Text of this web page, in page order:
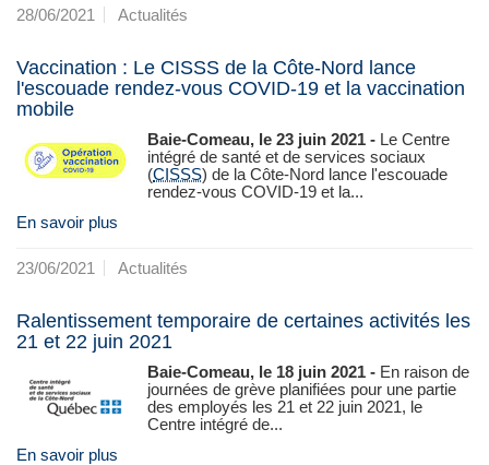
28/06/2021 Actualités
Vaccination : Le CISSS de la Côte-Nord lance
l'escouade rendez-vous COVID-19 et la vaccination
mobile
Baie-Comeau, le 23 juin 2021 - Le Centre
intégré de santé et de services sociaux
(CISSS) de la Côte‑Nord lance l'escouade
rendez-vous COVID-19 et la...
En savoir plus
23/06/2021 Actualités
Ralentissement temporaire de certaines activités les
21 et 22 juin 2021
Baie-Comeau, le 18 juin 2021 - En raison de
journées de grève planifiées pour une partie
des employés les 21 et 22 juin 2021, le
Centre intégré de...
En savoir plus